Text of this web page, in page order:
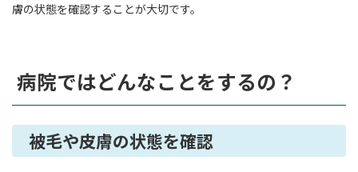
膚の状態を確認することが大切です。
病院ではどんなことをするの？
被毛や皮膚の状態を確認